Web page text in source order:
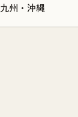
九州・沖縄